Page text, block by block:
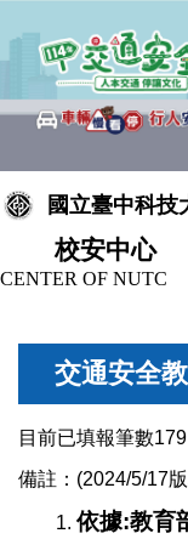
要
區
國立臺中科技
校安中心
CENTER OF NUTC
交通安全
目前已填報筆數179
備註：(2024/5/17
依據:教育